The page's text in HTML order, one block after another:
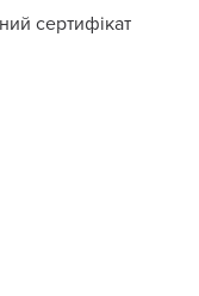
сертифікат